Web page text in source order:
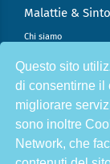
Questo sito
di consentirne il
migliorare
sono inoltre
Network, che
Malattie &
Chi siamo
Infiammazione e
Nutrizione e Stili di
Cookie Policy